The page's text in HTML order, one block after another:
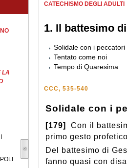
LA
CATECHISMO DEGLI ADULTI
1. Il battesimo
Solidale con i peccatori
Tentato come noi
Tempo di Quaresima
CCC, 535-540
Solidale con i
[179]
Con il
primo gesto
Del battesimo di
fanno quasi con